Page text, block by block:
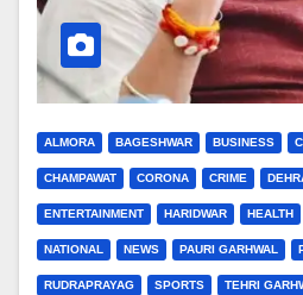
ALMORA BAGESHWAR BUSINESS
CHAMPAWAT CORONA CRIME
ENTERTAINMENT HARIDWAR HEALTH
NATIONAL NEWS PAURI GARHWAL
RUDRAPRAYAG SPORTS TEHRI